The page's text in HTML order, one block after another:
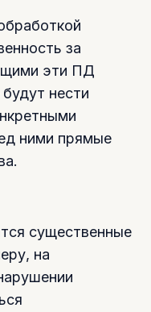
за
эти ПД
нести
ними прямые
существенные
на